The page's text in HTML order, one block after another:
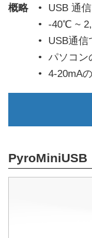
概略
USB 通
-40℃ ~
USB通信
パソコン
4-20mA
PyroMiniUSB